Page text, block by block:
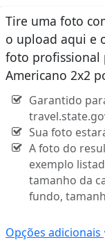
Tire uma foto
o upload aqui e
foto profissional
Americano 2x2
Garantido
Sua foto
A foto do
exemplo
tamanho da
fundo,
Opções adicionais